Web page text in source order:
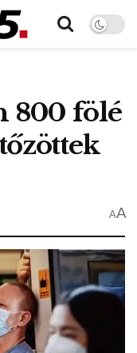
800 fölé
AA